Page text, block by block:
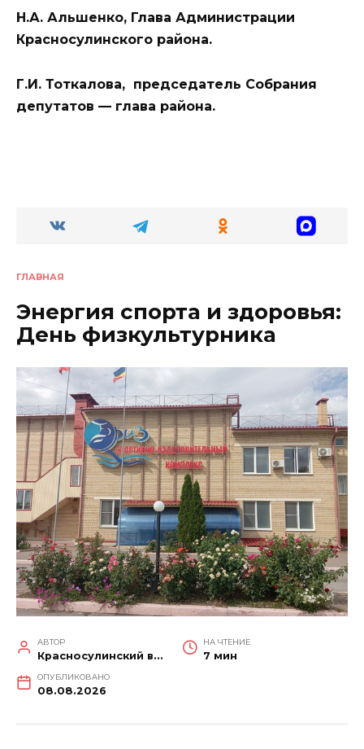
Н.А. Альшенко, Глава Администрации
Красносулинского района.
Г.И. Тоткалова, председатель Собрания
депутатов — глава района.
ГЛАВНАЯ
Энергия спорта и здоровья:
День физкультурника
АВТОР
Красносулинский вестник
НА ЧТЕНИЕ
7 мин
ОПУБЛИКОВАНО
08.08.2026